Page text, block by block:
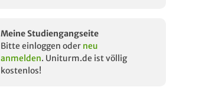
Meine Studiengangseite
Bitte einloggen oder neu
anmelden. Uniturm.de ist völlig
kostenlos!